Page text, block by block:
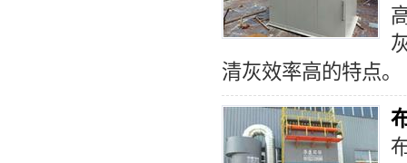
清灰效率高的特点。